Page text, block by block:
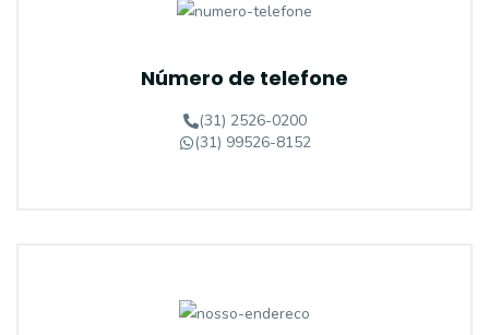
Número de telefone
(31) 2526-0200
(31) 99526-8152